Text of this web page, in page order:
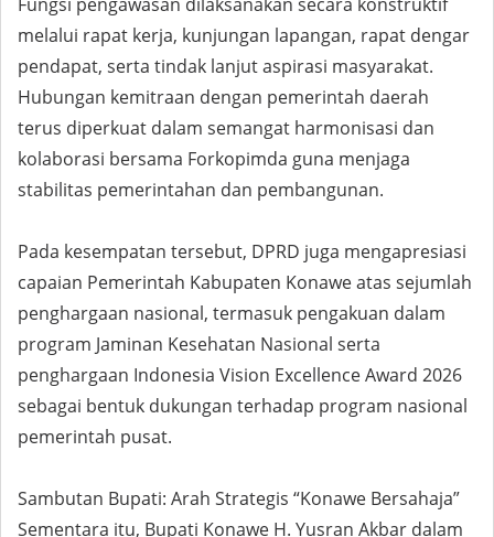
melalui rapat kerja, kunjungan lapangan, rapat dengar
pendapat, serta tindak lanjut aspirasi masyarakat.
Hubungan kemitraan dengan pemerintah daerah
terus diperkuat dalam semangat harmonisasi dan
kolaborasi bersama Forkopimda guna menjaga
stabilitas pemerintahan dan pembangunan.
Pada kesempatan tersebut, DPRD juga mengapresiasi
capaian Pemerintah Kabupaten Konawe atas sejumlah
penghargaan nasional, termasuk pengakuan dalam
program Jaminan Kesehatan Nasional serta
penghargaan Indonesia Vision Excellence Award 2026
sebagai bentuk dukungan terhadap program nasional
pemerintah pusat.
Sambutan Bupati: Arah Strategis “Konawe Bersahaja”
Sementara itu, Bupati Konawe H. Yusran Akbar dalam